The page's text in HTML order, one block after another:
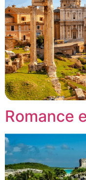
Romance